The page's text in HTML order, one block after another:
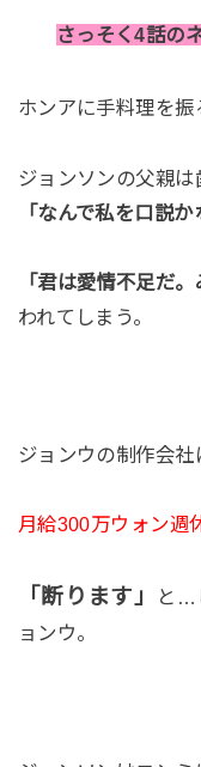
さっそく4話の
ホンアに手料理を振
ジョンソンの父親
「なんで私を口説か
「君は愛情不足だ
われてしまう。
ジョンウの制作会社
月給300万ウォン週
「断ります」
と…
ョンウ。